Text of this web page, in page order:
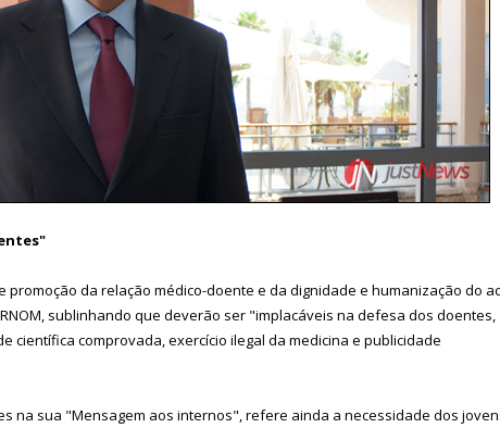
da relação médico-doente e da dignidade e humanização do
sublinhando que deverão ser "implacáveis na defesa dos doentes,
científica comprovada, exercício ilegal da medicina e publicidade
na sua "Mensagem aos internos", refere ainda a necessidade dos